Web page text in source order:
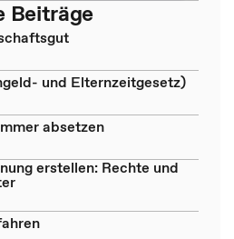
Beiträge
und Elternzeitgesetz)
absetzen
erstellen: Rechte und